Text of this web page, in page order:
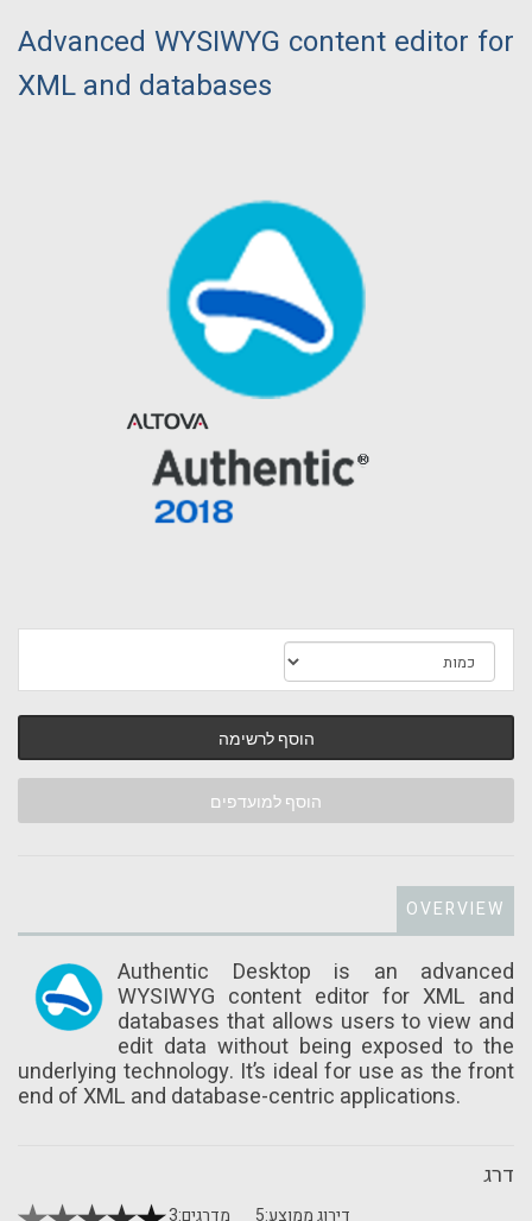
Advanced WYSIWYG content editor for
XML and databases
הוסף לרשימה
הוסף למועדפים
OVERVIEW
Authentic Desktop is an advanced
WYSIWYG content editor for XML and
databases that allows users to view and
edit data without being exposed to the
underlying technology. It’s ideal for use as the front
end of XML and database-centric applications.
דרג
דירוג ממוצע:5 מדרגים:3